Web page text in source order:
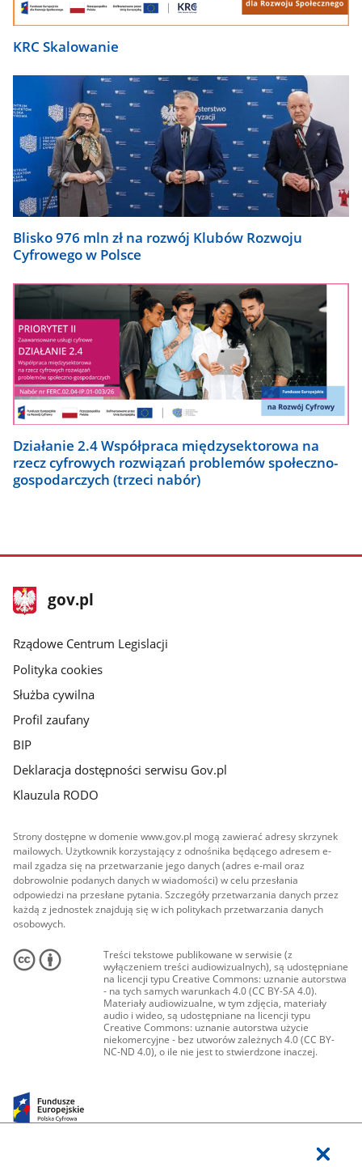
KRC Skalowanie
Blisko 976 mln zł na rozwój Klubów Rozwoju
Cyfrowego w Polsce
Działanie 2.4 Współpraca międzysektorowa na
rzecz cyfrowych rozwiązań problemów społeczno-
gospodarczych (trzeci nabór)
stopka
gov.plStrona
gov.pl
Rządowe Centrum Legislacji
Polityka cookies
Służba cywilna
Profil zaufany
BIP
Deklaracja dostępności serwisu Gov.pl
Klauzula RODO
Strony dostępne w domenie www.gov.pl mogą zawierać adresy skrzynek
mailowych. Użytkownik korzystający z odnośnika będącego adresem e-
mail zgadza się na przetwarzanie jego danych (adres e-mail oraz
dobrowolnie podanych danych w wiadomości) w celu przesłania
odpowiedzi na przesłane pytania. Szczegóły przetwarzania danych przez
każdą z jednostek znajdują się w ich politykach przetwarzania danych
osobowych.
Treści tekstowe publikowane w serwisie (z
wyłączeniem treści audiowizualnych), są udostępniane
na licencji typu Creative Commons: uznanie autorstwa
- na tych samych warunkach 4.0 (CC BY-SA 4.0).
Materiały audiowizualne, w tym zdjęcia, materiały
audio i wideo, są udostępniane na licencji typu
Creative Commons: uznanie autorstwa użycie
niekomercyjne - bez utworów zależnych 4.0 (CC BY-
NC-ND 4.0), o ile nie jest to stwierdzone inaczej.